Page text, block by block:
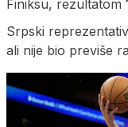
Finiksu, rezultatom
Srpski
ali nije bio previše